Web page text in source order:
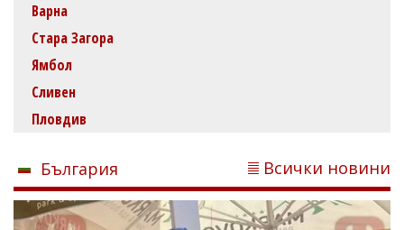
Варна
Стара Загора
Ямбол
Сливен
Пловдив
България Всички новини